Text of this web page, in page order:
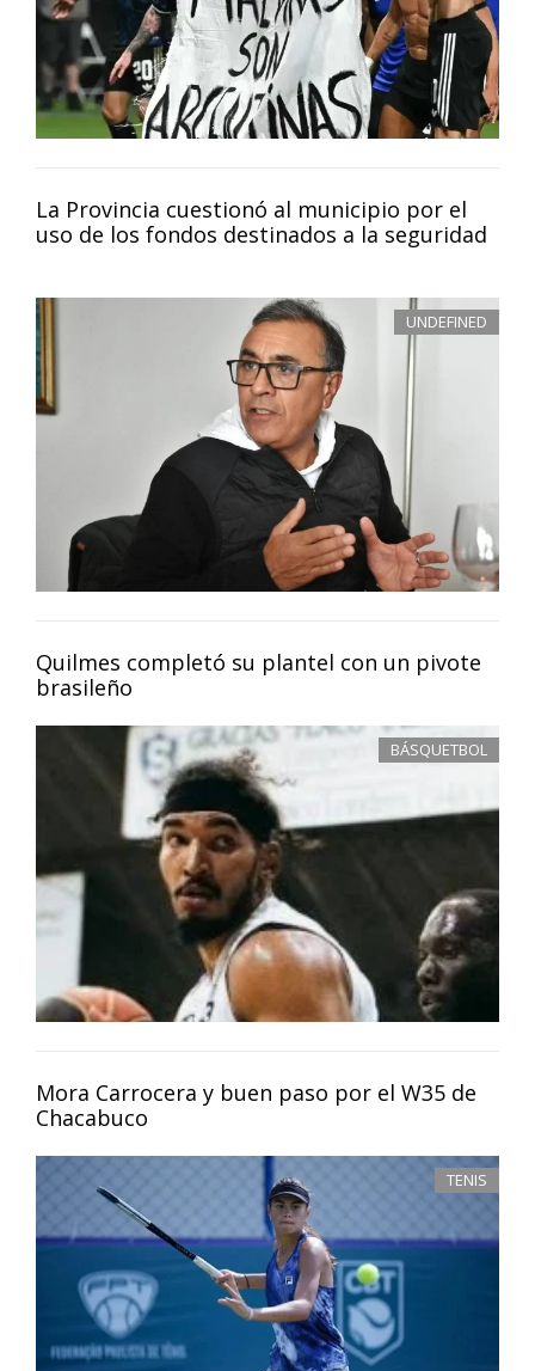
La Provincia cuestionó al municipio por el
uso de los fondos destinados a la seguridad
UNDEFINED
Quilmes completó su plantel con un pivote
brasileño
BÁSQUETBOL
Mora Carrocera y buen paso por el W35 de
Chacabuco
TENIS